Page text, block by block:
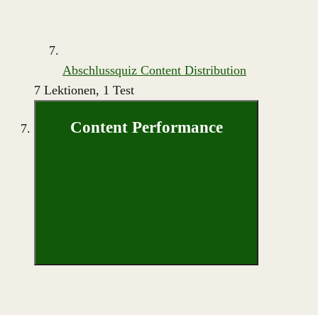
Abschlussquiz Content Distribution
7 Lektionen, 1 Test
Content Performance